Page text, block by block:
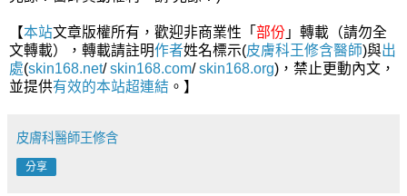
【本站文章版權所有，歡迎非商業性「 部份 」轉載（請勿全
文轉載），轉載請註明作者姓名標示(皮膚科王修含醫師)與出
處(skin168.net/skin168.com/skin168.org)，禁止更動內文，
並提供有效的本站超連結 。】
皮膚科醫師王修含
分享